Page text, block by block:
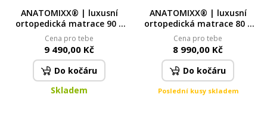
ANATOMIXX® | luxusní
ortopedická matrace 90 ×
200 × 17 cm | 7zónová
paměťová pěna & chladicí
gel
Cena pro tebe
9 490,00 Kč
Do kočáru
Skladem
ANATOMIXX® | luxusní
ortopedická matrace 80 ×
200 × 17 cm | 7zónová
paměťová pěna & chladicí
gel
Cena pro tebe
8 990,00 Kč
Do kočáru
Poslední kusy skladem